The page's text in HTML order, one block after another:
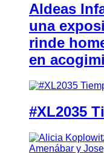
Aldeas
una
rinde
en
#XL2035